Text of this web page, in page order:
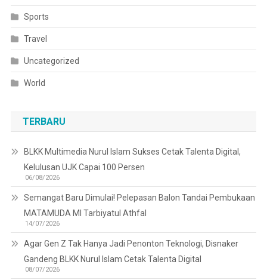
Sports
Travel
Uncategorized
World
TERBARU
BLKK Multimedia Nurul Islam Sukses Cetak Talenta Digital,
Kelulusan UJK Capai 100 Persen
06/08/2026
Semangat Baru Dimulai! Pelepasan Balon Tandai Pembukaan
MATAMUDA MI Tarbiyatul Athfal
14/07/2026
Agar Gen Z Tak Hanya Jadi Penonton Teknologi, Disnaker
Gandeng BLKK Nurul Islam Cetak Talenta Digital
08/07/2026